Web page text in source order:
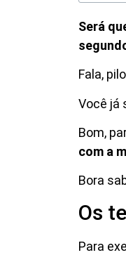
Será
Fala,
Você já
Bom,
com a
Bora
Os
Para